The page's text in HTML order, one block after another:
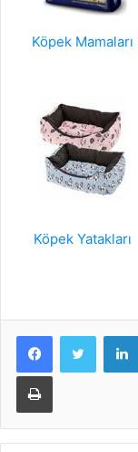
Köpek Mamaları
Köpek Yatakları
Yazdır